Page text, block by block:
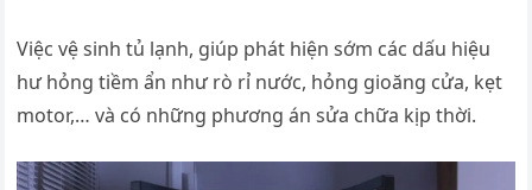
Việc vệ sinh tủ lạnh, giúp phát hiện sớm các dấu hiệu
hư hỏng tiềm ẩn như rò rỉ nước, hỏng gioăng cửa, kẹt
motor,… và có những phương án sửa chữa kịp thời.